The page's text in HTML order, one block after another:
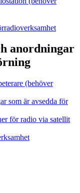
anordningar
(behöver
som är avsedda för
för radio via satellit